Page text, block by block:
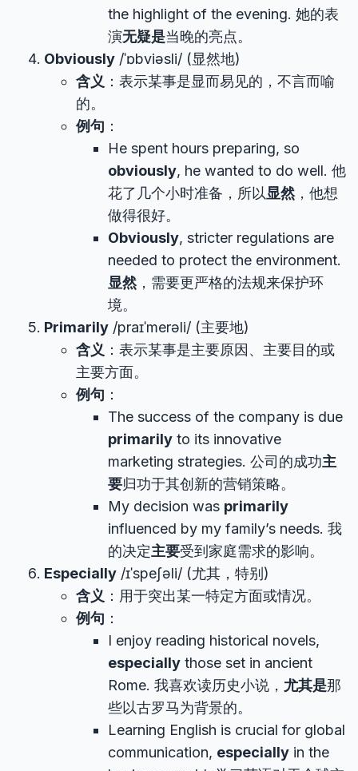
the highlight of the evening. 她的表
演无疑是当晚的亮点。
Obviously /ˈɒbviəsli/ (显然地)
含义 ：表示某事是显而易见的，不言而喻
的。
例句 ：
He spent hours preparing, so
obviously, he wanted to do well. 他
花了几个小时准备，所以显然，他想
做得很好。
Obviously, stricter regulations are
needed to protect the environment.
显然，需要更严格的法规来保护环
境。
Primarily /praɪˈmerəli/ (主要地)
含义 ：表示某事是主要原因、主要目的或
主要方面。
例句 ：
The success of the company is due
primarily to its innovative
marketing strategies. 公司的成功主
要归功于其创新的营销策略。
My decision was primarily
influenced by my family’s needs. 我
的决定主要受到家庭需求的影响。
Especially /ɪˈspeʃəli/ (尤其，特别)
含义 ：用于突出某一特定方面或情况。
例句 ：
I enjoy reading historical novels,
especially those set in ancient
Rome. 我喜欢读历史小说， 尤其是那
些以古罗马为背景的。
Learning English is crucial for global
communication, especially in the